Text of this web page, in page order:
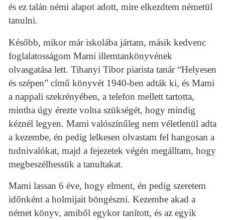
és ez talán némi alapot adott, mire elkezdtem németül
tanulni.
Később, mikor már iskolába jártam, másik kedvenc
foglalatosságom Mami illemtankönyvének
olvasgatása lett. Tihanyi Tibor piarista tanár “Helyesen
és szépen” című könyvét 1940-ben adták ki, és Mami
a nappali szekrényében, a telefon mellett tartotta,
mintha úgy érezte volna szükségét, hogy mindig
kéznél legyen. Mami valószínűleg nem véletlenül adta
a kezembe, én pedig lelkesen olvastam fel hangosan a
tudnivalókat, majd a fejezetek végén megálltam, hogy
megbeszélhessük a tanultakat.
Mami lassan 6 éve, hogy elment, én pedig szeretem
időnként a holmijait böngészni. Kezembe akad a
német könyv, amiből egykor tanított, és az egyik